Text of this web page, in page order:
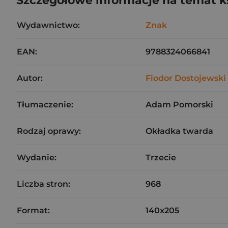
Wydawnictwo: Znak
EAN: 9788324066841
Autor: Fiodor Dostojewski
Tłumaczenie: Adam Pomorski
Rodzaj oprawy: Okładka twarda
Wydanie: Trzecie
Liczba stron: 968
Format: 140x205